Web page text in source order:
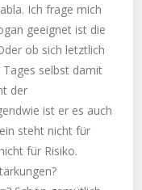
Ich frage mich
geeignet ist die
ob sich letztlich
selbst damit
der
ist er es auch
steht nicht für
für Risiko.